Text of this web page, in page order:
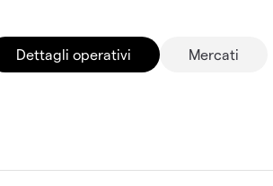
Dettagli operativi Mercati